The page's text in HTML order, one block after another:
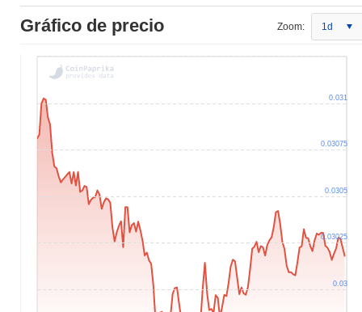
Gráfico de precio Zoom: 1d
0.03
0.03025
0.0305
0.03075
0.031